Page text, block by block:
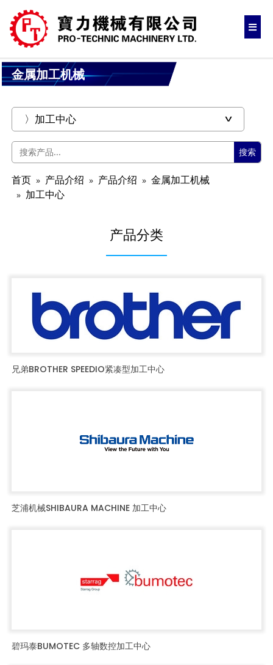
金属加工机械
搜索
首页 产品介绍 产品介绍
金属加工机械
加工中心
产品分类
兄弟BROTHER SPEEDIO紧凑型加工中心
芝浦机械SHIBAURA MACHINE 加工中心
碧玛泰BUMOTEC 多轴数控加工中心